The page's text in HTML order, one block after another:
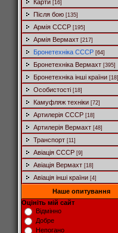
Карти [16]
Після бою [135]
Армія СССР [195]
Армія Вермахт [217]
Бронетехніка СССР [64]
Бронетехніка Вермахт [395]
Бронетехніка інші країни [18]
Особистості [18]
Камуфляж техніки [72]
Артилерія СССР [18]
Артилерія Вермахт [48]
Транспорт [11]
Авіація СССР [9]
Авіація Вермахт [18]
Авіація інші країни [4]
Наше опитування
Оцініть мій сайт
Відмінно
Добре
Непогано